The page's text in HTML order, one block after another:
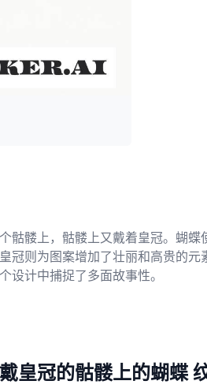
骷髅上，骷髅上又戴着皇冠。蝴
冠则为图案增加了壮丽和高贵的
设计中捕捉了多面故事性。
皇冠的骷髅上的蝴蝶